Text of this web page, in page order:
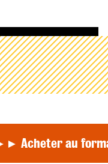
Acheter au